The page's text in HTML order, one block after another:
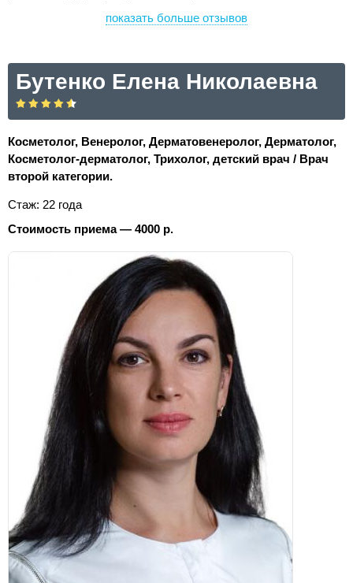
показать больше отзывов
Бутенко Елена Николаевна
Косметолог, Венеролог, Дерматовенеролог, Дерматолог,
Косметолог-дерматолог, Трихолог, детский врач / Врач
второй категории.
Стаж: 22 года
Стоимость приема — 4000 р.